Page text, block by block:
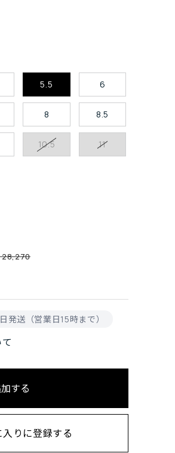
5.5 6
8 8.5
10.5 11
発送（営業日15時まで）
28,270
する
入りに登録する